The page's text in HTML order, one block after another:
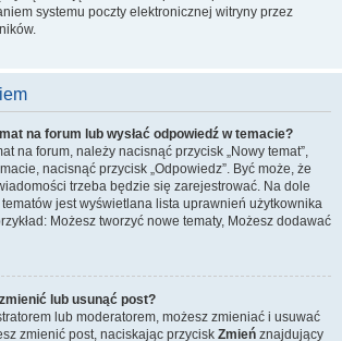
systemu poczty elektronicznej witryny przez
na forum lub wysłać odpowiedź w temacie?
na forum, należy nacisnąć przycisk „Nowy temat”,
nacisnąć przycisk „Odpowiedz”. Być może, że
trzeba będzie się zarejestrować. Na dole
jest wyświetlana lista uprawnień użytkownika
Możesz tworzyć nowe tematy, Możesz dodawać
lub usunąć post?
lub moderatorem, możesz zmieniać i usuwać
zmienić post, naciskając przycisk Zmień znajdujący